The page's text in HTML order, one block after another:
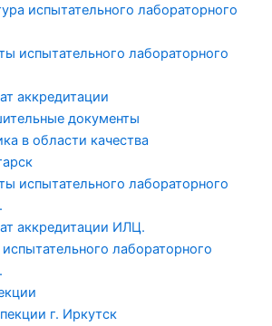
испытательного лабораторного
испытательного лабораторного
аккредитации
документы
в области качества
испытательного лабораторного
аккредитации ИЛЦ.
испытательного лабораторного
г. Иркутск